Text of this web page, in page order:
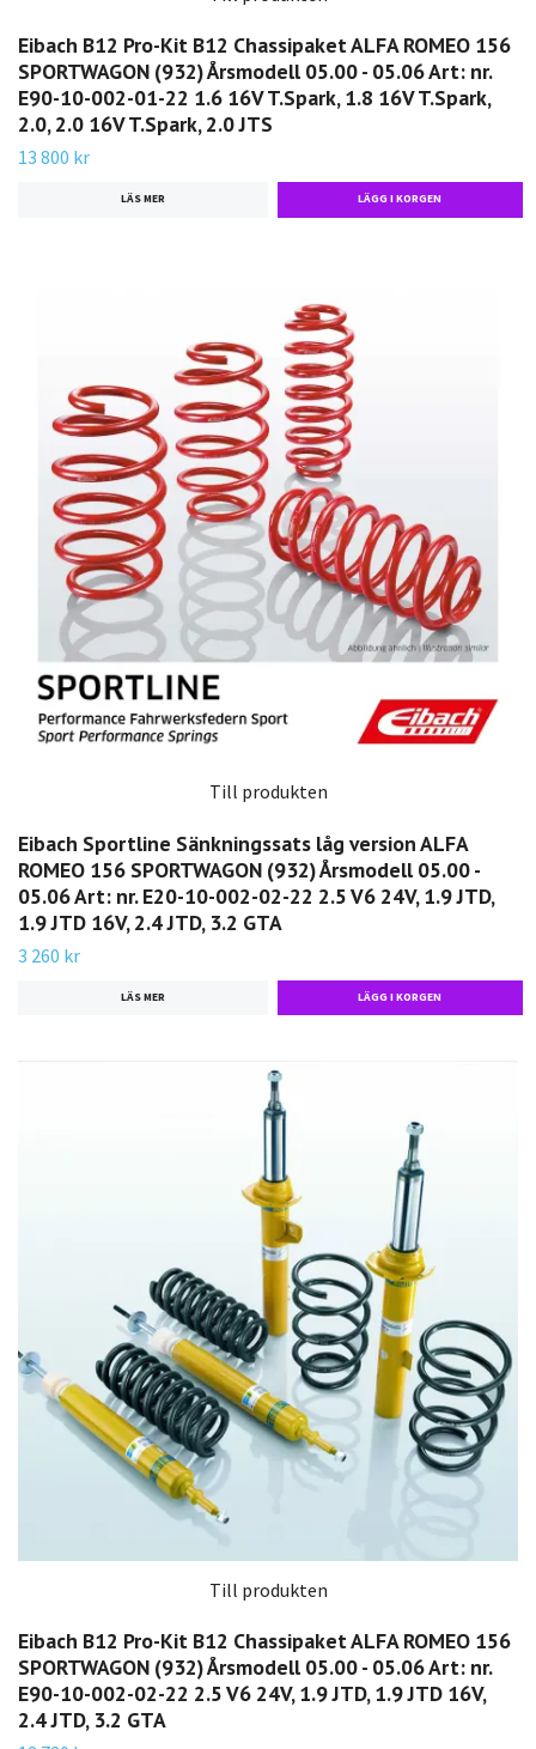
Eibach B12 Pro-Kit B12 Chassipaket ALFA ROMEO 156
SPORTWAGON (932) Årsmodell 05.00 - 05.06 Art: nr.
E90-10-002-01-22 1.6 16V T.Spark, 1.8 16V T.Spark,
2.0, 2.0 16V T.Spark, 2.0 JTS
13 800 kr
LÄS MER
Till produkten
Eibach Sportline Sänkningssats låg version ALFA
ROMEO 156 SPORTWAGON (932) Årsmodell 05.00 -
05.06 Art: nr. E20-10-002-02-22 2.5 V6 24V, 1.9 JTD,
1.9 JTD 16V, 2.4 JTD, 3.2 GTA
3 260 kr
LÄS MER
Till produkten
Eibach B12 Pro-Kit B12 Chassipaket ALFA ROMEO 156
SPORTWAGON (932) Årsmodell 05.00 - 05.06 Art: nr.
E90-10-002-02-22 2.5 V6 24V, 1.9 JTD, 1.9 JTD 16V,
2.4 JTD, 3.2 GTA